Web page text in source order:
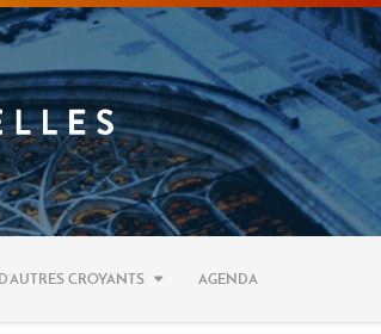
D’AUTRES CROYANTS AGENDA